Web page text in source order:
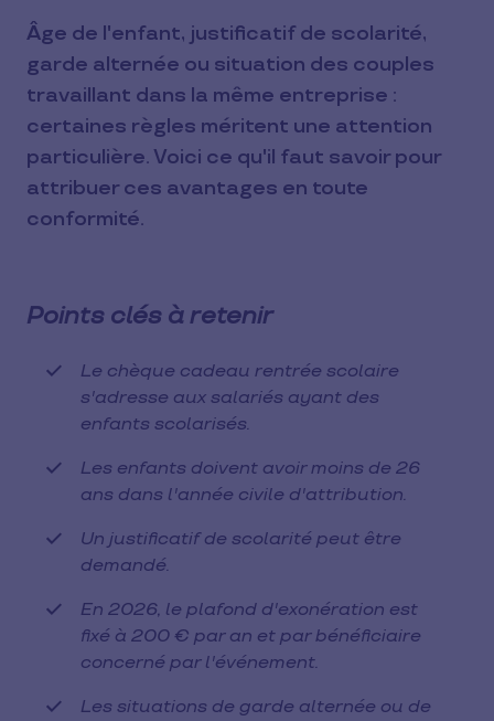
Âge de l'enfant, justificatif de scolarité,
garde alternée ou situation des couples
travaillant dans la même entreprise :
certaines règles méritent une attention
particulière. Voici ce qu'il faut savoir pour
attribuer ces avantages en toute
conformité.
Points clés à retenir
Le chèque cadeau rentrée scolaire
s'adresse aux salariés ayant des
enfants scolarisés.
Les enfants doivent avoir moins de 26
ans dans l'année civile d'attribution.
Un justificatif de scolarité peut être
demandé.
En 2026, le plafond d'exonération est
fixé à 200 € par an et par bénéficiaire
concerné par l'événement.
Les situations de garde alternée ou de